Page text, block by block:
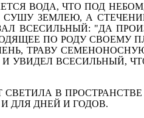
ВОДА, ЧТО ПОД
СУШУ ЗЕМ­ЛЕЮ, А
ВСЕСИЛЬ­НЫЙ: "ДА
ПО РОДУ СВОЕМУ
ТРАВУ
УВИДЕЛ ВСЕ­СИЛЬНЫЙ,
СВЕТИЛА В
ДЛЯ ДНЕЙ И ГОДОВ.